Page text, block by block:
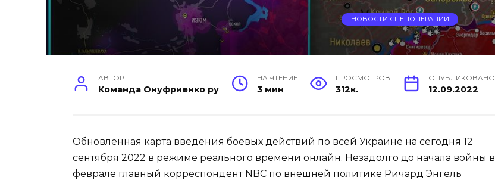
НОВОСТИ СПЕЦОПЕРАЦИИ
АВТОР
Команда Онуфриенко ру
НА ЧТЕНИЕ
3 мин
ПРОСМОТРОВ
312к.
ОПУБЛИКОВАНО
12.09.2022
Обновленная карта введения боевых действий по всей Украине на сегодня 12
сентября 2022 в режиме реального времени онлайн. Незадолго до начала войны в
феврале главный корреспондент NBC по внешней политике Ричард Энгель